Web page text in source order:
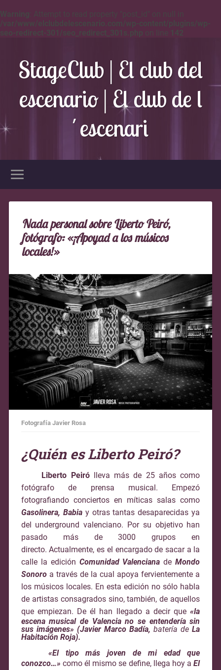
Warning : Attempt to read property "post_id" on null in
/var/www/elclubdelescenario.com/wp-content/plugins/wp-
seo-redirect-301/seo_redirect_301s.php on line 142
StageClub | El club del
escenario | El club de l
´escenari
Nada personal sobre Liberto Peiró,
fotógrafo: «¡Apoyad a los músicos
locales!»
Fotografía Javier Rosa
¿Quién es Liberto Peiró?
Liberto Peirólleva más de 25 años como
fotógrafo de prensa musical. Empezó
fotografiando conciertos en míticas salas como
Gasolinera, Babiay otras tantas desaparecidas ya
del underground valenciano. Por su objetivo han
pasado más de 3000 grupos en
directo. Actualmente, es el encargado de sacar a la
calle la edición Comunidad Valenciana deMondo
Sonoroa través de la cual apoya fervientemente a
los músicos locales. En esta edición no sólo habla
de artistas consagrados sino, también, de aquellos
que empiezan. De él han llegado a decir que«la
escena musical de Valencia no se entendería sin
sus imágenes» (Javier Marco Badía, batería de La
Habitación Roja).
«El tipo más joven de mi edad que
conozco…» como él mismo se define, llega hoy aEl